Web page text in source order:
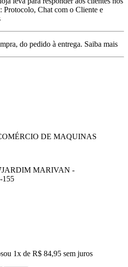
Protocolo, Chat com o Cliente e
do pedido à entrega. Saiba mais
DE MAQUINAS
JARDIM MARIVAN -
155
ou 1x de R$ 84,95 sem juros